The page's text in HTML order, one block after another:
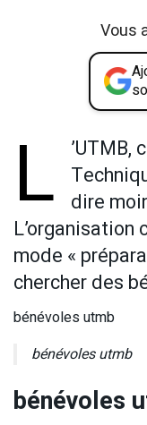
Vous
L
’UTMB,
dire
L’organisation
mode «
chercher des
bénévoles utmb
bénévoles utmb
bénévoles